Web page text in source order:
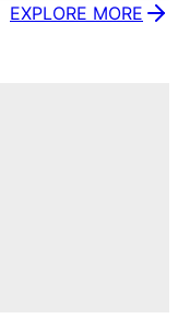
EXPLORE MORE